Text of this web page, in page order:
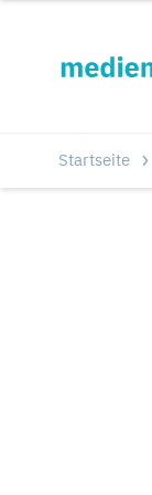
Startseite